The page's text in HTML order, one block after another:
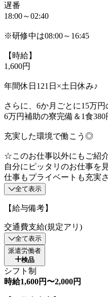
遅番
18:00～02:40
※研修中は08:00～16:45
【時給】
1,600円
年間休日121日×土日休み♪
さらに、6か月ごとに15万円
6万円補助の寮完備＆1食
充実した環境で働こう◎
☆このお仕事以外にもご紹
自分にピッタリのお仕事を
仕事もプライベートも充実
全て表示
【給与備考】
交通費支給(規定アリ)
全て表示
派遣労働者
検品
シフト制
時給1,600円〜2,000円